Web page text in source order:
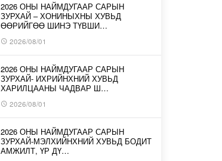
2026 ОНЫ НАЙМДУГААР САРЫН
ЗУРХАЙ – ХОНИНЫХНЫ ХУВЬД
ӨӨРИЙГӨӨ ШИНЭ ТҮВШИ…
2026/08/01
2026 ОНЫ НАЙМДУГААР САРЫН
ЗУРХАЙ- ИХРИЙНХНИЙ ХУВЬД
ХАРИЛЦААНЫ ЧАДВАР Ш…
2026/08/01
2026 ОНЫ НАЙМДУГААР САРЫН
ЗУРХАЙ-МЭЛХИЙНХНИЙ ХУВЬД БОДИТ
АМЖИЛТ, ҮР ДҮ…